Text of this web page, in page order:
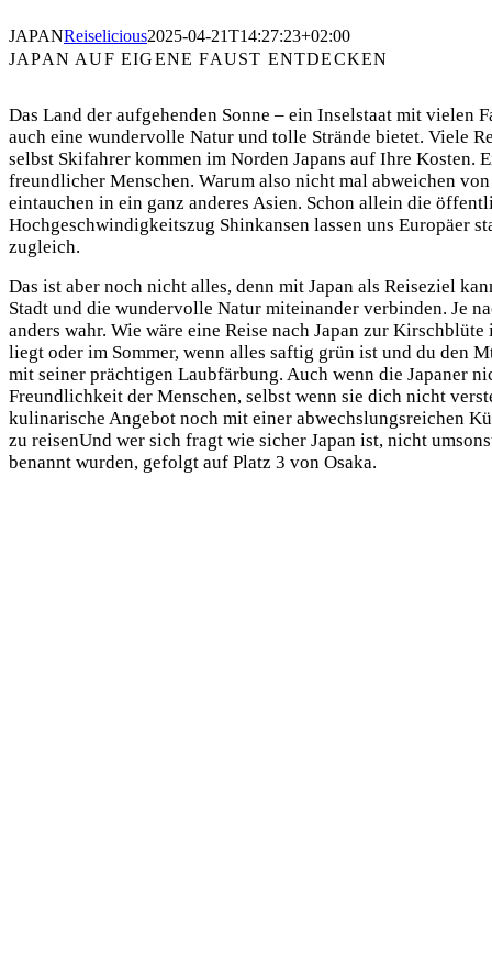
JAPANReiselicious2025-04-21T14:27:23+02:00
JAPAN AUF EIGENE FAUST ENTDECKEN
Das Land der aufgehenden Sonne – ein Inselstaat mit vielen
auch eine wundervolle Natur und tolle Strände bietet. Viele
selbst Skifahrer kommen im Norden Japans auf Ihre
freundlicher Menschen. Warum also nicht mal abweichen
eintauchen in ein ganz anderes Asien. Schon allein die
Hochgeschwindigkeitszug Shinkansen lassen uns Europäer
zugleich.
Das ist aber noch nicht alles, denn mit Japan als Reiseziel
Stadt und die wundervolle Natur miteinander verbinden. Je
anders wahr. Wie wäre eine Reise nach Japan zur
liegt oder im Sommer, wenn alles saftig grün ist und du den
mit seiner prächtigen Laubfärbung. Auch wenn die Japaner
Freundlichkeit der Menschen, selbst wenn sie dich nicht
kulinarische Angebot noch mit einer abwechslungsreichen
zu reisenUnd wer sich fragt wie sicher Japan ist, nicht
benannt wurden, gefolgt auf Platz 3 von Osaka.